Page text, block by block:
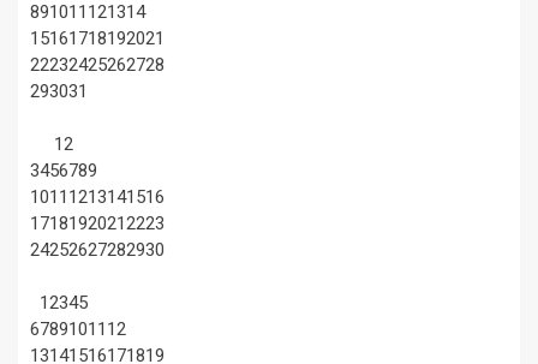
891011 121314
15161718192021
22232425262728
293031
12
3456789
1011 1213141516
17181920212223
24252627282930
12345
67891011 12
13141516171819